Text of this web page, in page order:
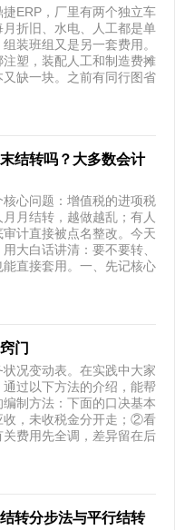
ERP，厂里有两个独立车
折旧、水电、人工都是单
装班组又是另一套费用。
塑，装配人工和制造费摊
缺一块。之前有同行图省
结转吗？大多数会计
心问题：增值税的进项税
月结转，越做越乱；有人
计直接被点名整改。今天
大白话讲清：要不要转、
直接套用。一、先记核心
门
况变动表。在实践中大家
过以下方法的介绍，能帮
制方法：下面的口决基本
收，未收税金分开走；②看
费用先全调，差异留在后
转分步法与平行结转